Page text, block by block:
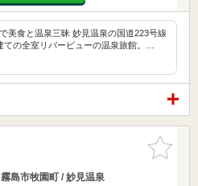
美食と温泉三昧 妙見温泉の国道223号線
ての全室リバービューの温泉旅館。…
お気に入
りに追加
島市牧園町 / 妙見温泉